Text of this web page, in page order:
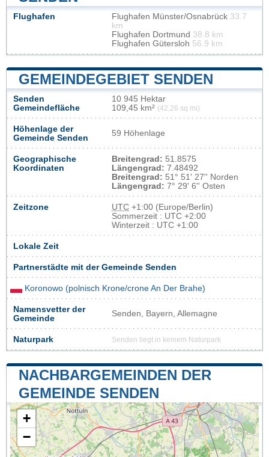
Flughafen Flughafen Münster/Osnabrück 33.7
km
Flughafen Dortmund 38.8 km
Flughafen Gütersloh 56.9 km
GEMEINDEGEBIET SENDEN
Senden
Gemeindefläche
10 945 Hektar
109,45 km² (42,26 sq mi)
Höhenlage der
Gemeinde Senden
59 Höhenlage
Geographische
Koordinaten
Breitengrad: 51.8575
Längengrad: 7.48492
Breitengrad: 51° 51' 27'' Norden
Längengrad: 7° 29' 6'' Osten
Zeitzone UTC +1:00 (Europe/Berlin)
Sommerzeit : UTC +2:00
Winterzeit : UTC +1:00
Lokale Zeit
Partnerstädte mit der Gemeinde Senden
Koronowo (polnisch Krone/crone An Der Brahe)
Namensvetter der
Gemeinde
Senden, Bayern, Allemagne
Naturpark Senden liegt in keinem Naturpark
NACHBARGEMEINDEN DER
GEMEINDE SENDEN
+
−